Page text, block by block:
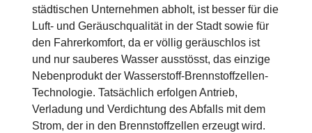
städtischen Unternehmen abholt, ist besser für die
Luft- und Geräuschqualität in der Stadt sowie für
den Fahrerkomfort, da er völlig geräuschlos ist
und nur sauberes Wasser ausstösst, das einzige
Nebenprodukt der Wasserstoff-Brennstoffzellen-
Technologie. Tatsächlich erfolgen Antrieb,
Verladung und Verdichtung des Abfalls mit dem
Strom, der in den Brennstoffzellen erzeugt wird.